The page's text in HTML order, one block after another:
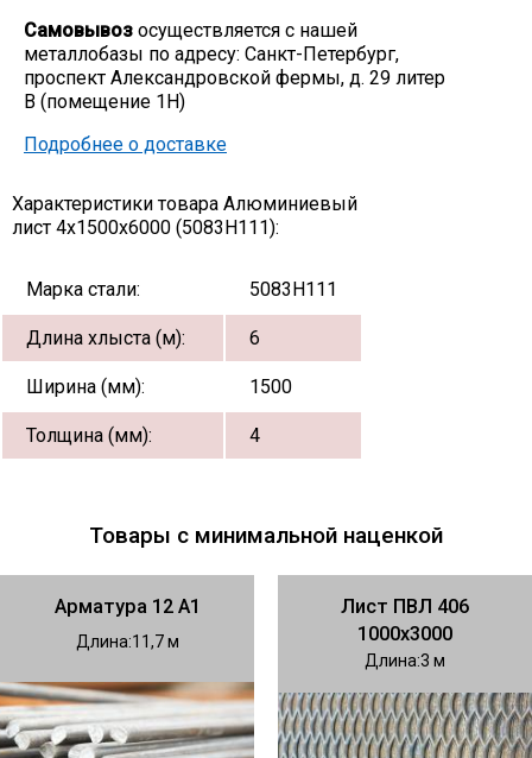
Алюминиевый прокат
Самовывоз осуществляется с нашей
металлобазы по адресу: Санкт-Петербург,
проспект Александровской фермы, д. 29 литер
В (помещение 1Н)
Подробнее о доставке
Характеристики товара Алюминиевый
лист 4х1500х6000 (5083Н111):
Марка стали: 5083H111
Длина хлыста (м): 6
Ширина (мм): 1500
Толщина (мм): 4
Товары с минимальной наценкой
Арматура 12 А1
Длина 11,7
Лист ПВЛ 406
1000х3000
Длина 3